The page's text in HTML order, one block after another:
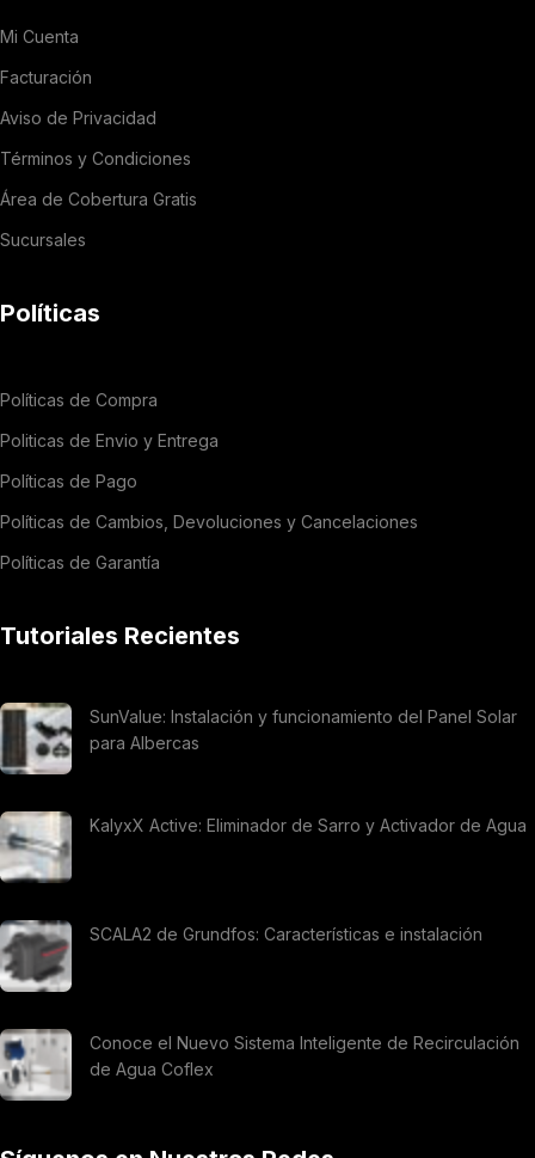
Mi Cuenta
Facturación
Aviso de Privacidad
Términos y Condiciones
Área de Cobertura Gratis
Sucursales
Políticas
Políticas de Compra
Politicas de Envio y Entrega
Políticas de Pago
Políticas de Cambios, Devoluciones y Cancelaciones
Políticas de Garantía
Tutoriales Recientes
SunValue: Instalación y funcionamiento del Panel Solar
para Albercas
KalyxX Active: Eliminador de Sarro y Activador de Agua
SCALA2 de Grundfos: Características e instalación
Conoce el Nuevo Sistema Inteligente de Recirculación
de Agua Coflex